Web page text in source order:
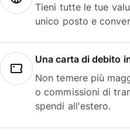
Tieni tutte le tue
unico posto e
Una carta di debito
Non temere più
o commissioni di
spendi all'estero.